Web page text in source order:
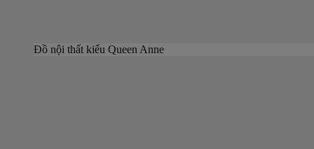
Đồ nội thất kiểu Queen Anne